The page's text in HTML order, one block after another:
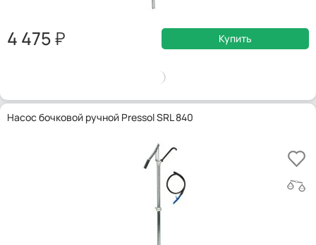
4 475 Купить
Насос бочковой ручной Pressol SRL 840